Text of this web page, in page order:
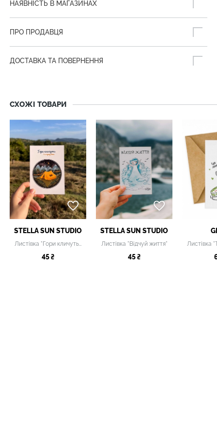
НАЯВНІСТЬ В МАГАЗИНАХ
ПРО ПРОДАВЦЯ
ДОСТАВКА ТА ПОВЕРНЕННЯ
СХОЖІ ТОВАРИ
STELLA SUN STUDIO
Листівка "Гори кличуть, і я мушу йти"
45 ₴
STELLA SUN STUDIO
Листівка "Відчуй життя"
45 ₴